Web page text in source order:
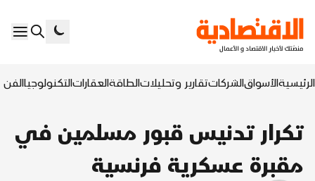
الرئيسيةالأسواقالشركاتتقارير وتحليلاتالطاقةالعقاراتالتكنولوجياالفن
تكرار تدنيس قبور مسلمين في
مقبرة عسكرية فرنسية